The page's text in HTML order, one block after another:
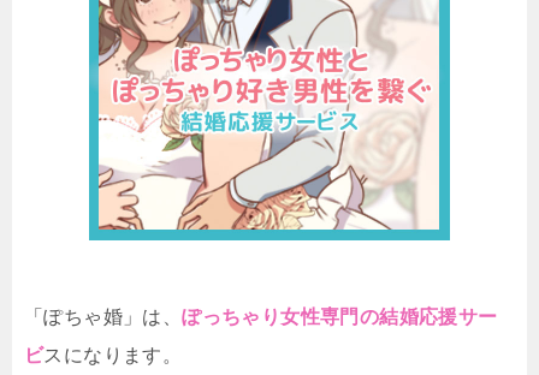
「ぽちゃ婚」は、ぽっちゃり女性専門の結婚応援サー
ビスになります。